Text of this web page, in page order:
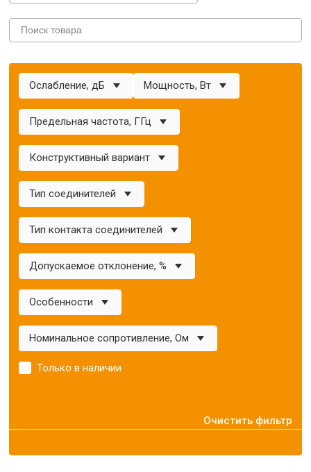
Ослабление, дБ Мощность, Вт
Предельная частота, ГГц
Конструктивный вариант
Тип соединителей
Тип контакта соединителей
Допускаемое отклонение, %
Особенности
Номинальное сопротивление, Ом
Только в наличии
Очистить фильтр